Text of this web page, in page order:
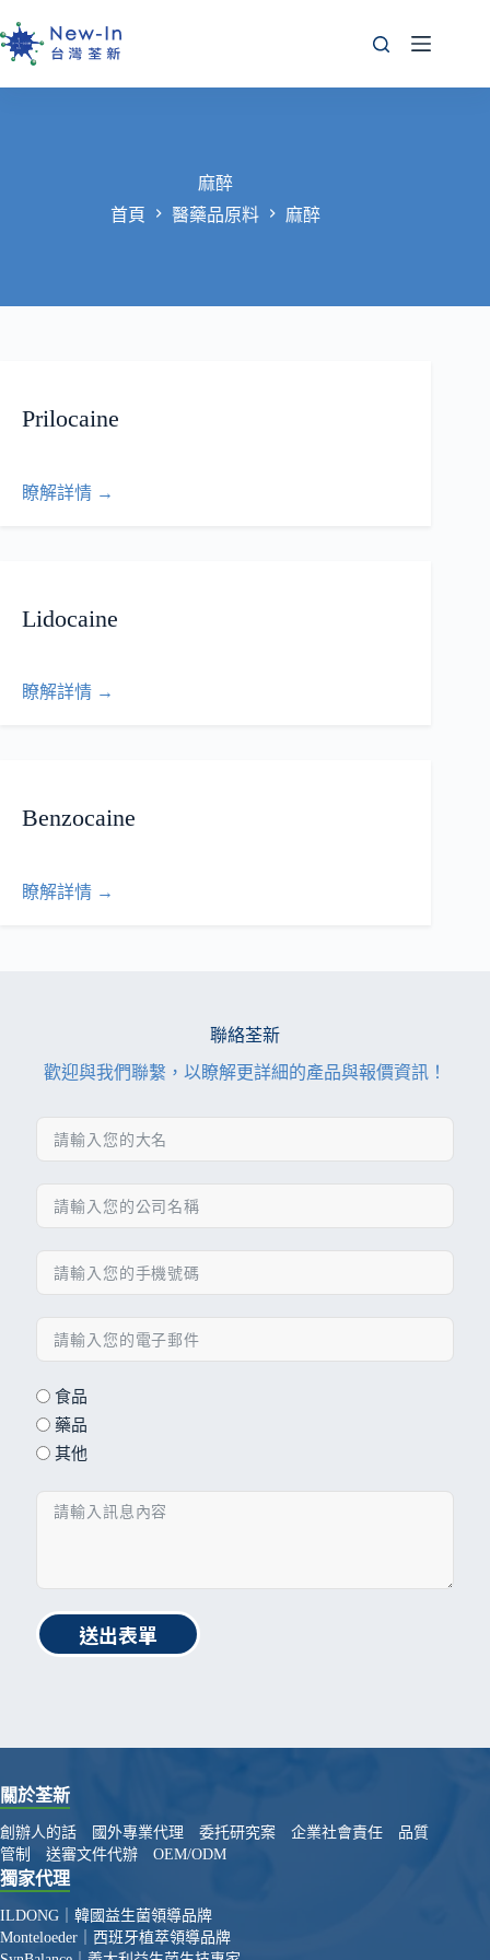
至
主
要
麻醉
首頁
醫藥品原料 麻醉
Prilocaine
瞭解詳情 →
Lidocaine
瞭解詳情 →
Benzocaine
瞭解詳情 →
聯絡荃新
歡迎與我們聯繫，以瞭解更詳細的產品與報價資訊！
食品
藥品
其他
送出表單
關於荃新
創辦人的話 國外專業代理 委托研究案 企業社會責任
品質
管制
送審文件代辦 OEM/ODM
獨家代理
ILDONG｜韓國益生菌領導品牌
Monteloeder｜西班牙植萃領導品牌